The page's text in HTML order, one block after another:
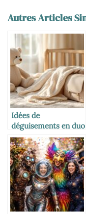
Autres Articles
Idées de
déguisements en duo
pour un Carnaval
inoubliable